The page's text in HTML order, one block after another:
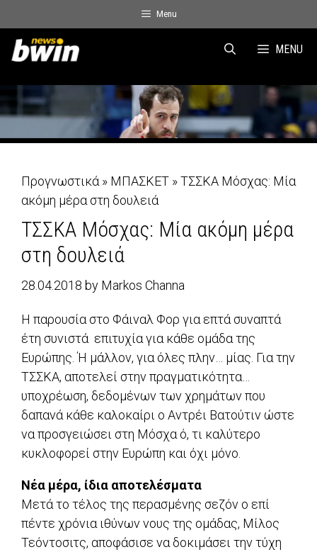
to
content
Menu
MENU
Προγνωστικά » ΜΠΑΣΚΕΤ »ΤΣΣΚΑ Μόσχας: Μία
ακόμη μέρα στη δουλειά
ΤΣΣΚΑ Μόσχας: Μία ακόμη μέρα
στη δουλειά
28.04.2018 by Markos Channa
Η παρουσία στο Φάιναλ Φορ για επτά συναπτά
έτη συνιστά επιτυχία για κάθε ομάδα της
Ευρώπης. Ή μάλλον, για όλες πλην… μίας. Για την
ΤΣΣΚΑ, αποτελεί στην πραγματικότητα…
υποχρέωση, δεδομένων των χρημάτων που
δαπανά κάθε καλοκαίρι ο Αντρέι Βατούτιν ώστε
να προσγειώσει στη Μόσχα ό, τι καλύτερο
κυκλοφορεί στην Ευρώπη και όχι μόνο.
Νέα μέρα, ίδια αποτελέσματα
Μετά το τέλος της περασμένης σεζόν ο επί
πέντε χρόνια ιθύνων νους της ομάδας, Μίλος
Τεόντοσιτς, αποφάσισε να δοκιμάσει την τύχη